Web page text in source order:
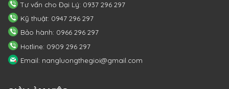
Tư vấn cho Đại Lý: 0937 296 297
Kỹ thuật: 0947 296 297
Bảo hành: 0966 296 297
Hotline: 0909 296 297
Email: nangluongthegioi@gmail.com